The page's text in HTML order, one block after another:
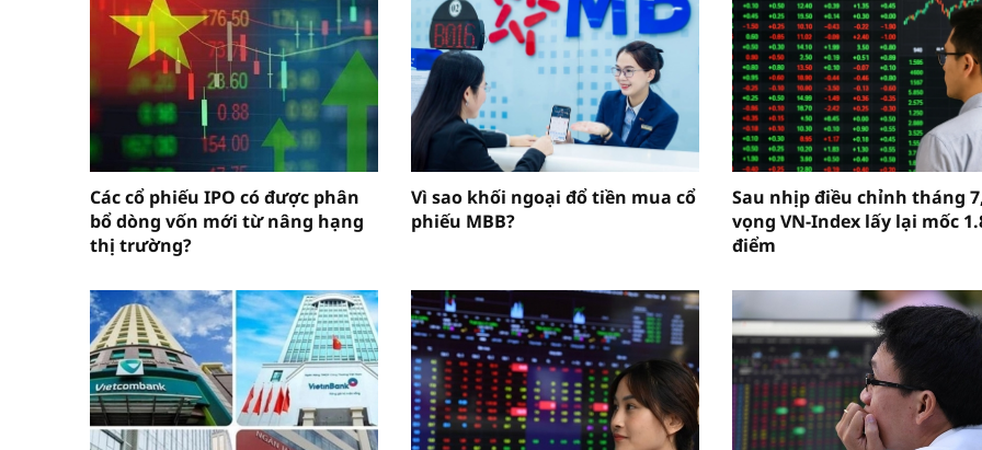
Các cổ phiếu IPO có được phân
bổ dòng vốn mới từ nâng hạng
thị trường?
Vì sao khối ngoại đổ tiền mua cổ
phiếu MBB?
Sau nhịp điều chỉnh tháng
vọng VN-Index lấy lại mốc
điểm